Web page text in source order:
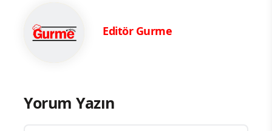
Editör Gurme
Yorum Yazın